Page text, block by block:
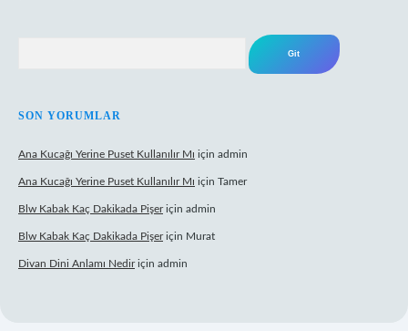
SON YORUMLAR
Ana Kucağı Yerine Puset Kullanılır Mı için admin
Ana Kucağı Yerine Puset Kullanılır Mı için Tamer
Blw Kabak Kaç Dakikada Pişeriçin admin
Blw Kabak Kaç Dakikada Pişeriçin Murat
Divan Dini Anlamı Nediriçin admin